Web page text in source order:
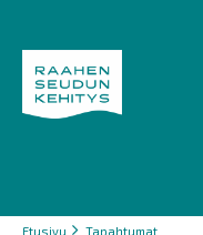
You
Etusivu Tapahtumat